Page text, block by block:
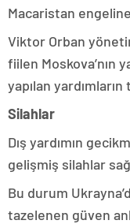
Macaristan
Viktor Orban
fiilen Moskova’nın
yapılan
Silahlar
Dış yardımın
gelişmiş silahlar
Bu durum
tazelenen güven